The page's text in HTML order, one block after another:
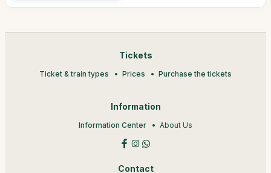
Tickets
Ticket & train types Prices Purchase the tickets
Information
Information Center About Us
Contact